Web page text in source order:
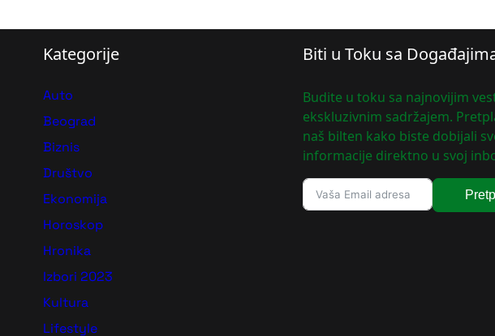
Kategorije
Auto
Beograd
Biznis
Društvo
Ekonomija
Horoskop
Hronika
Izbori 2023
Kultura
Lifestyle
Biti u Toku sa
Budite u toku sa najnovijim
ekskluzivnim sadržajem.
naš bilten kako biste dobijali
informacije direktno u svoj